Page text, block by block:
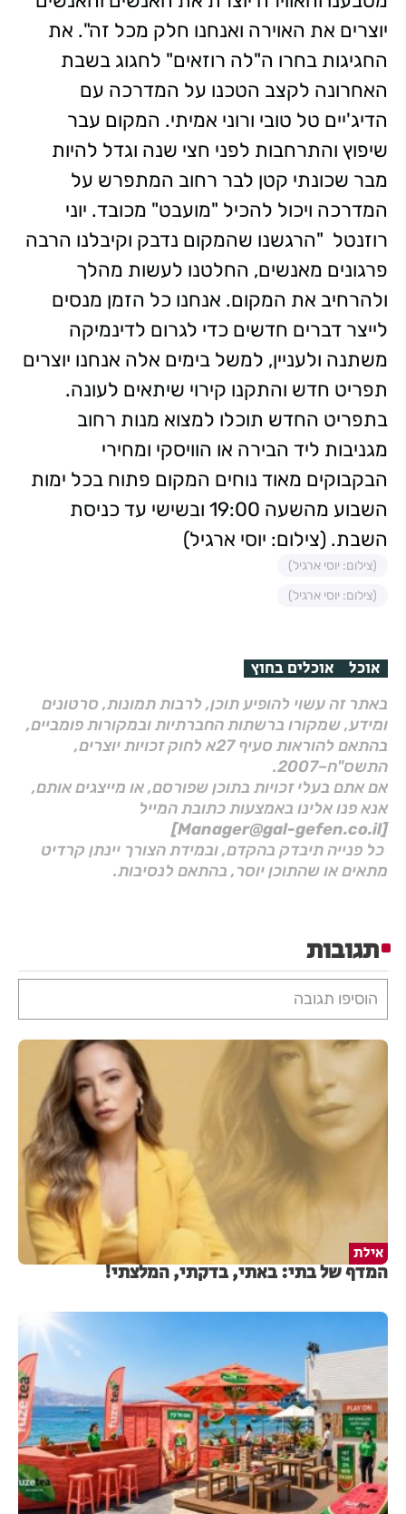
יוצרים את האוירה ואנחנו חלק מכל זה". את
החגיגות בחרו ה"לה רוזאים" לחגוג בשבת
האחרונה לקצב הטכנו על המדרכה עם
הדיג'יים טל טובי ורוני אמיתי. המקום עבר
שיפוץ והתרחבות לפני חצי שנה וגדל להיות
מבר שכונתי קטן לבר רחוב המתפרש על
המדרכה ויכול להכיל "מועבט" מכובד. יוני
רוזנטל  "הרגשנו שהמקום נדבק וקיבלנו הרבה
פרגונים מאנשים, החלטנו לעשות מהלך
ולהרחיב את המקום. אנחנו כל הזמן מנסים
לייצר דברים חדשים כדי לגרום לדינמיקה
משתנה ולעניין, למשל בימים אלה אנחנו יוצרים
תפריט חדש והתקנו קירוי שיתאים לעונה.
בתפריט החדש תוכלו למצוא מנות רחוב
מגניבות ליד הבירה או הוויסקי ומחירי
הבקבוקים מאוד נוחים המקום פתוח בכל ימות
השבוע מהשעה 19:00 ובשישי עד כניסת
השבת. (צילום: יוסי ארגיל)
(צילום: יוסי ארגיל)
(צילום: יוסי ארגיל)
אוכל אוכלים בחוץ
באתר זה עשוי להופיע תוכן, לרבות תמונות, סרטונים
ומידע, שמקורו ברשתות החברתיות ובמקורות פומביים,
בהתאם להוראות סעיף 27א לחוק זכויות יוצרים,
התשס"ח–2007.
אם אתם בעלי זכויות בתוכן שפורסם, או מייצגים אותם,
אנא פנו אלינו באמצעות כתובת המייל
[Manager@gal-gefen.co.il]
כל פנייה תיבדק בהקדם, ובמידת הצורך יינתן קרדיט
מתאים או שהתוכן יוסר, בהתאם לנסיבות.
תגובות
הוסיפו תגובה
אילת
המדף של בתי: באתי, בדקתי, המלצתי!